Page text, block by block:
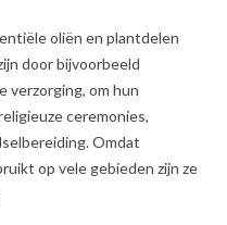
oliën en plantdelen
door bijvoorbeeld
verzorging, om hun
ceremonies,
Omdat
op vele gebieden zijn ze